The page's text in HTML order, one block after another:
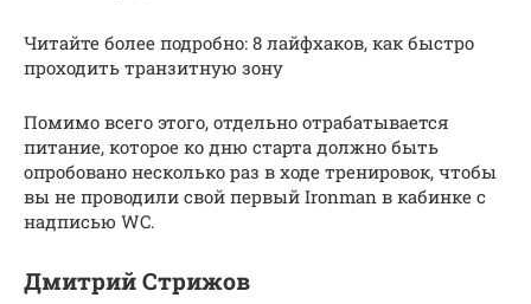
Читайте более подробно: 8 лайфхаков, как быстро
проходить транзитную зону
Помимо всего этого, отдельно отрабатывается
питание, которое ко дню старта должно быть
опробовано несколько раз в ходе тренировок, чтобы
вы не проводили свой первый Ironman в кабинке с
надписью WC.
Дмитрий Стрижов